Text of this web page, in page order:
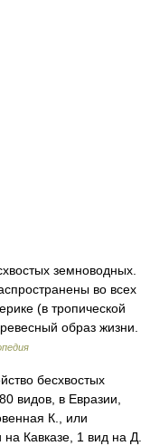
земноводных.
во всех
(в тропической
образ жизни.
бесхвостых
видов, в Евразии,
К., или
Кавказе, 1 вид на Д.